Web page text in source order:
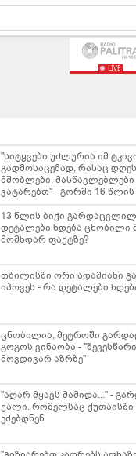
LIVE
"სიტყვები უძლურია იმ
გადმოსაცემად, რასაც
მშობლები, მასწავლებლები
ვატარებთ" - გორში 16
გარდაიცვალა"
13 წლის ბიჭი
დეტალები ხდება ცნობილი
მომხდარ ფაქტზე?
თბილისში ორი ადამიანი
იპოვეს - რა დეტალები
ცნობილია, მეტროში
გოგოს ვინაობა -
მოვდივარ აზრზე"
"აღარ მყავს მამიდა..." -
ქალი, რომელსაც ქუთაისში
ეძებდნენ